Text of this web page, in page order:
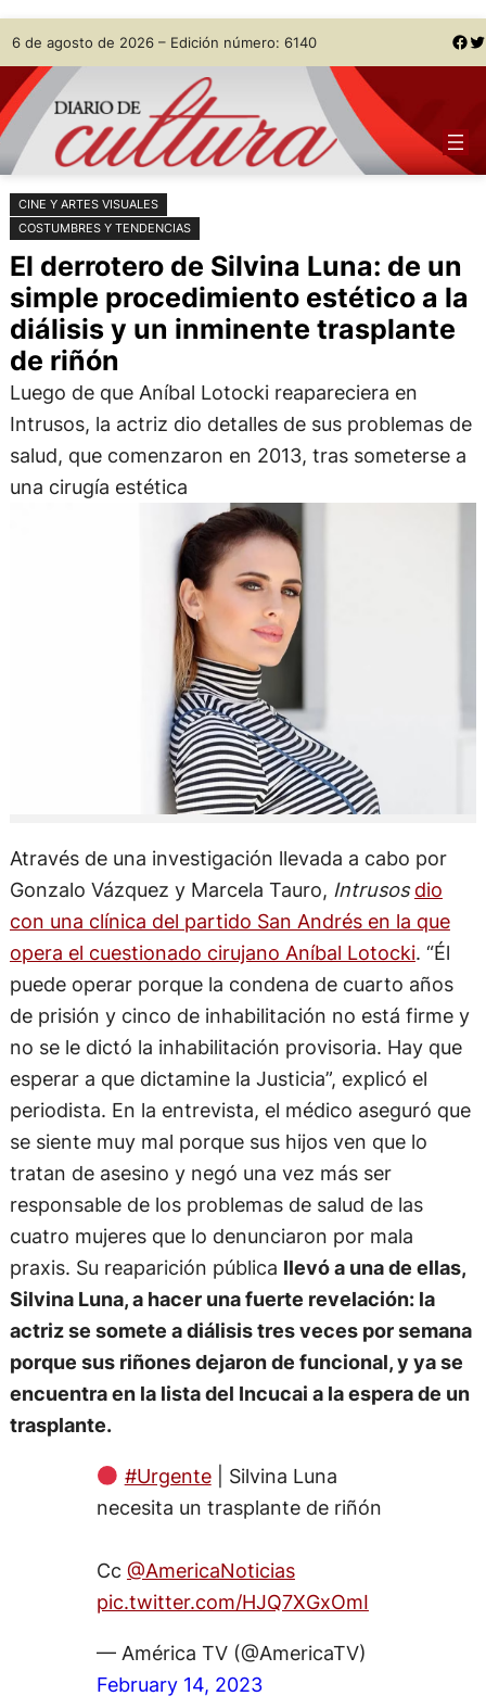
Saltar
al
contenido
Skip
to
content
6 de agosto de 2026 – Edición número: 6140 Facebook Twitter
CINE Y ARTES VISUALES
COSTUMBRES Y TENDENCIAS
El derrotero de Silvina Luna: de un
simple procedimiento estético a la
diálisis y un inminente trasplante
de riñón
Luego de que Aníbal Lotocki reapareciera en
Intrusos, la actriz dio detalles de sus problemas de
salud, que comenzaron en 2013, tras someterse a
una cirugía estética
Através de una investigación llevada a cabo por
Gonzalo Vázquez y Marcela Tauro, Intrusosdio
con una clínica del partido San Andrés en la que
opera el cuestionado cirujano Aníbal Lotocki. “Él
puede operar porque la condena de cuarto años
de prisión y cinco de inhabilitación no está firme y
no se le dictó la inhabilitación provisoria. Hay que
esperar a que dictamine la Justicia”, explicó el
periodista. En la entrevista, el médico aseguró que
se siente muy mal porque sus hijos ven que lo
tratan de asesino y negó una vez más ser
responsable de los problemas de salud de las
cuatro mujeres que lo denunciaron por mala
praxis. Su reaparición pública llevó a una de ellas,
Silvina Luna, a hacer una fuerte revelación: la
actriz se somete a diálisis tres veces por semana
porque sus riñones dejaron de funcional, y ya se
encuentra en la lista del Incucai a la espera de un
trasplante.
#Urgente| Silvina Luna
necesita un trasplante de riñón
Cc @AmericaNoticias
pic.twitter.com/HJQ7XGxOmI
— América TV (@AmericaTV)
February 14, 2023